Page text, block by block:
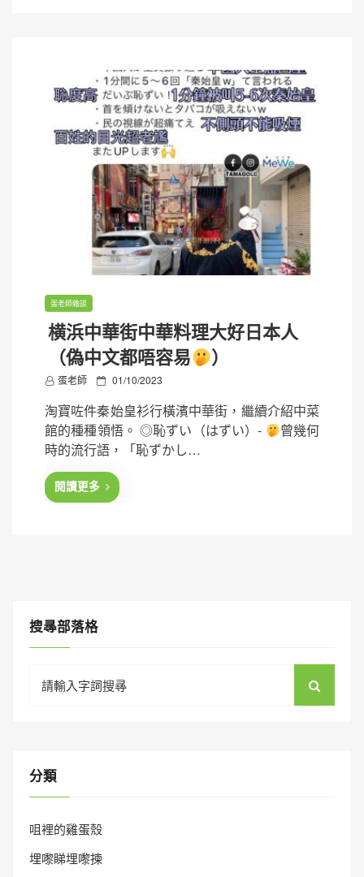
蛋老師雜談
横浜中華街中華料理大好日本人
（偽中文都唔容易
）
蛋老師
P
s
t
e
d
01/10/2023
淘寶咗件秦始皇衫行橫濱中華街，繼續介紹中菜
館的種種領悟。 ◎恥ずい（はずい）-
曾幾何
時的流行語，「恥ずかし…
閱讀更多
搜㝷部落格
for:
分類
咀裡的雞蛋殼
埋嚟睇埋嚟揀